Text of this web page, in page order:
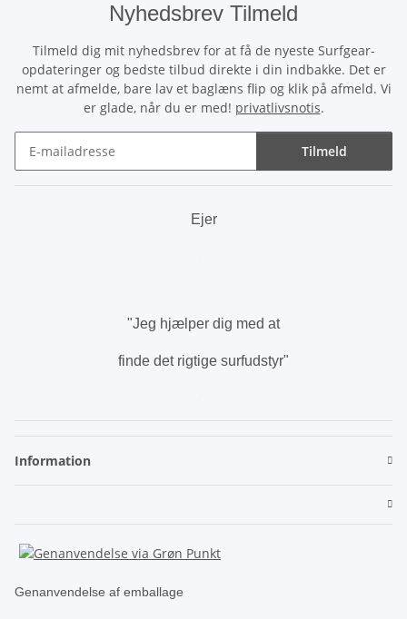
Nyhedsbrev Tilmeld
Tilmeld dig mit nyhedsbrev for at få de nyeste Surfgear-
opdateringer og bedste tilbud direkte i din indbakke. Det er
nemt at afmelde, bare lav et baglæns flip og klik på afmeld. Vi
er glade, når du er med! privatlivsnotis.
Tilmeld
Ejer
"Jeg hjælper dig med at
finde det rigtige surfudstyr"
Information
Genanvendelse af emballage